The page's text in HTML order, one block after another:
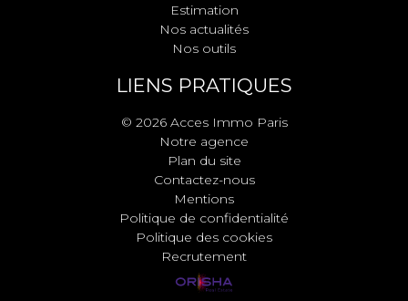
Estimation
Nos actualités
Nos outils
LIENS PRATIQUES
© 2026 Acces Immo Paris
Notre agence
Plan du site
Contactez-nous
Mentions
Politique de confidentialité
Politique des cookies
Recrutement